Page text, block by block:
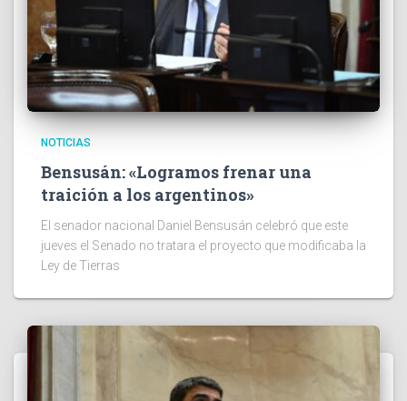
NOTICIAS
Bensusán: «Logramos frenar una
traición a los argentinos»
El senador nacional Daniel Bensusán celebró que este
jueves el Senado no tratara el proyecto que modificaba la
Ley de Tierras